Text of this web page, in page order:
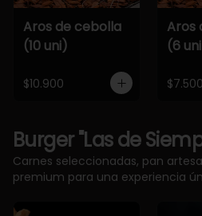
Aros de cebolla
(10 uni)
$10.900
Aros
(6
$7.500
Burger "Las de
Carnes seleccionadas, pan
premium para una experiencia